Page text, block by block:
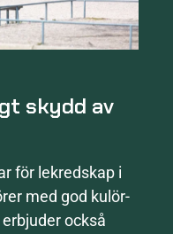
skydd av
för lekredskap i
med god kulör-
också